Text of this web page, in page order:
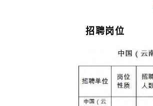
招聘岗位